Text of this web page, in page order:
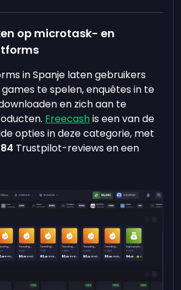
op microtask- en
in Spanje laten gebruikers
te spelen, enquêtes in te
en zich aan te
Freecashis een van de
opties in deze categorie, met
Trustpilot-reviews en een